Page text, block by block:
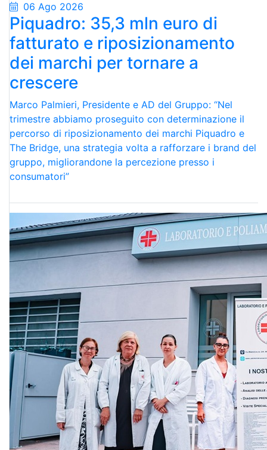
06 Ago 2026
Piquadro: 35,3 mln euro di
fatturato e riposizionamento
dei marchi per tornare a
crescere
Marco Palmieri, Presidente e AD del Gruppo: “Nel
trimestre abbiamo proseguito con determinazione il
percorso di riposizionamento dei marchi Piquadro e
The Bridge, una strategia volta a rafforzare i brand del
gruppo, migliorandone la percezione presso i
consumatori”